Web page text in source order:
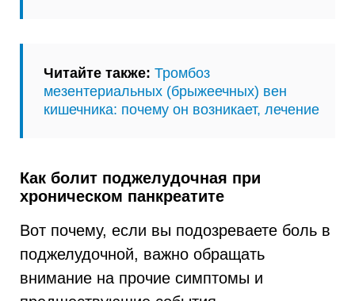
Читайте также: Тромбоз
мезентериальных (брыжеечных) вен
кишечника: почему он возникает, лечение
Как болит поджелудочная при
хроническом панкреатите
Вот почему, если вы подозреваете боль в
поджелудочной, важно обращать
внимание на прочие симптомы и